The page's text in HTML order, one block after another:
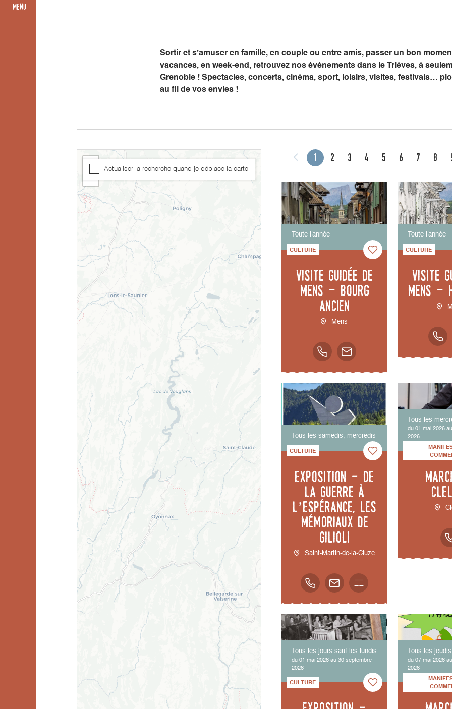
Sortir et s’amuser en famille, en couple ou entre amis, passer un bon
vacances, en week-end, retrouvez nos événements dans le Trièves, à
Grenoble ! Spectacles, concerts, cinéma, sport, loisirs, visites, festivals…
au fil de vos envies !
1 2 3 4 5 6 7 8
Toute l'année
CULTURE
Visite guidée de
Mens - bourg
ancien
Mens
Toute l'année
CULTURE
Visite
Mens -
Tous les samedis, mercredis
CULTURE
Exposition - De
la guerre à
l’espérance, les
mémoriaux de
Gilioli
Saint-Martin-de-la-Cluze
Tous les
du 01 mai 2026
2026
Tous les jours sauf les lundis
du 01 mai 2026 au 30 septembre
2026
CULTURE
Tous les jeudis
du 07 mai 2026
2026
+
−
Actualiser la recherche quand je déplace la carte